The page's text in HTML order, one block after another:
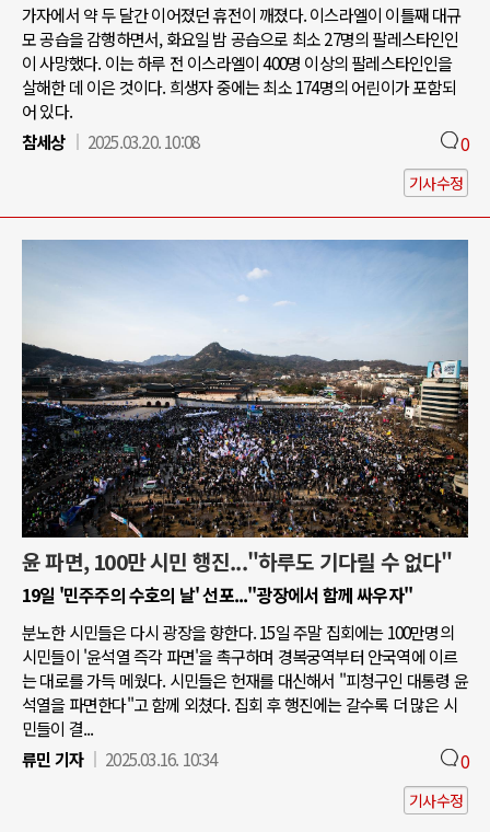
가자에서 약 두 달간 이어졌던 휴전이 깨졌다. 이스라엘이 이틀째 대규
모 공습을 감행하면서, 화요일 밤 공습으로 최소 27명의 팔레스타인인
이 사망했다. 이는 하루 전 이스라엘이 400명 이상의 팔레스타인인을
살해한 데 이은 것이다. 희생자 중에는 최소 174명의 어린이가 포함되
어 있다.
참세상
2025.03.20. 10:08 0
기사수정
윤 파면, 100만 시민 행진..."하루도 기다릴 수 없다"
19일 '민주주의 수호의 날' 선포..."광장에서 함께 싸우자"
분노한 시민들은 다시 광장을 향한다. 15일 주말 집회에는 100만명의
시민들이 '윤석열 즉각 파면'을 촉구하며 경복궁역부터 안국역에 이르
는 대로를 가득 메웠다. 시민들은 헌재를 대신해서 "피청구인 대통령 윤
석열을 파면한다"고 함께 외쳤다. 집회 후 행진에는 갈수록 더 많은 시
민들이 결...
류민 기자
2025.03.16. 10:34 0
기사수정